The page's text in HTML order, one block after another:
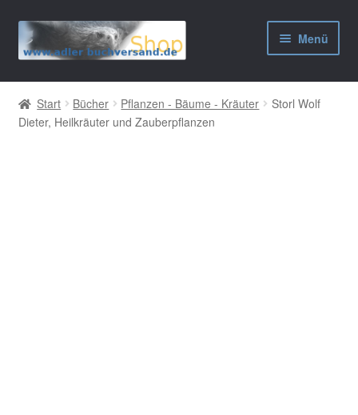
Zur
Navigation
Zum
Inhalt
Menü
AGB
Widerrufsbelehrung
Start Bücher Pflanzen - Bäume - Kräuter
Storl Wolf
Dieter, Heilkräuter und Zauberpflanzen